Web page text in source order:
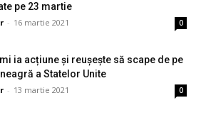
pe 23 martie
- 16 martie 2021 0
ia acțiune și reușește să scape de pe
neagră a Statelor Unite
- 13 martie 2021 0